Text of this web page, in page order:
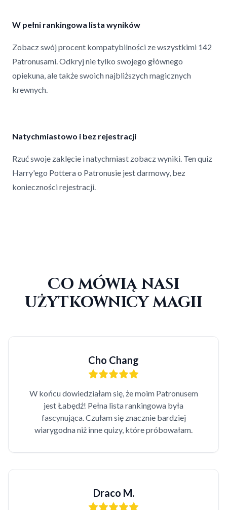
W pełni rankingowa lista wyników
Zobacz swój procent kompatybilności ze wszystkimi 142
Patronusami. Odkryj nie tylko swojego głównego
opiekuna, ale także swoich najbliższych magicznych
krewnych.
Natychmiastowo i bez rejestracji
Rzuć swoje zaklęcie i natychmiast zobacz wyniki. Ten quiz
Harry'ego Pottera o Patronusie jest darmowy, bez
konieczności rejestracji.
Co mówią nasi
użytkownicy magii
Cho Chang
W końcu dowiedziałam się, że moim Patronusem
jest Łabędź! Pełna lista rankingowa była
fascynująca. Czułam się znacznie bardziej
wiarygodna niż inne quizy, które próbowałam.
Draco M.